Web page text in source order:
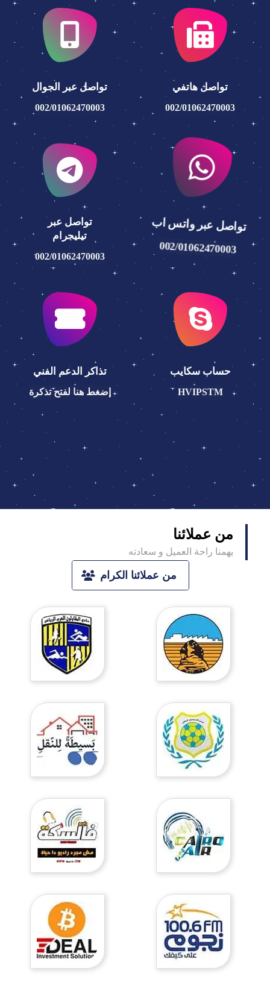
تواصل هاتفي
002/01062470003
تواصل عبر الجوال
002/01062470003
تواصل عبر واتس اب
002/01062470003
تواصل عبر
تيليجرام
002/01062470003
حساب سكايب
HVIPSTM
تذاكر الدعم الفني
إضغط هنا لفتح تذكرة
من عملائنا
يهمنا راحة العميل و سعادته
من عملائنا الكرام